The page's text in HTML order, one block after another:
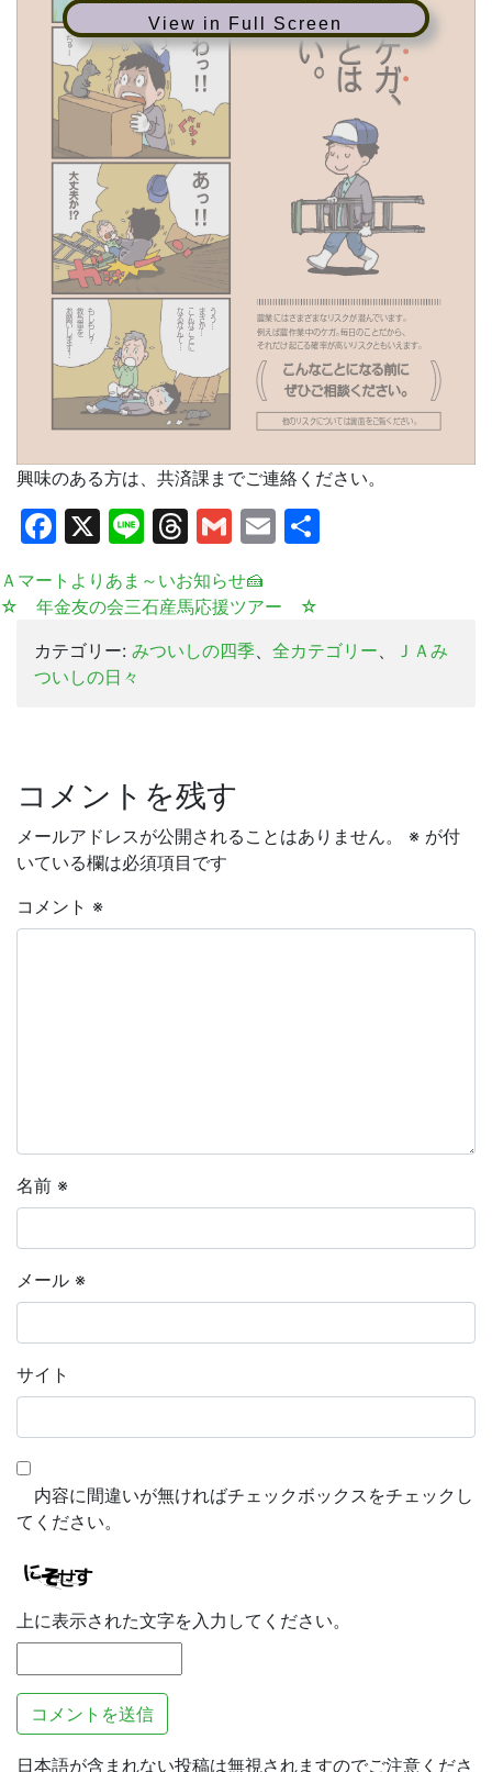
View in Full Screen
興味のある方は、共済課までご連絡ください。
Facebook
X LineThreads
Gmail
Email
Ａマートよりあま～いお知らせ🍰
☆ 年金友の会三石産馬応援ツアー ☆
カテゴリー: みついしの四季、 全カテゴリー、
ＪＡみ
ついしの日々
コメントを残す
メールアドレスが公開されることはありません。 ※ が付
いている欄は必須項目です
コメント ※
名前 ※
メール ※
サイト
内容に間違いが無ければチェックボックスをチェックし
てください。
上に表示された文字を入力してください。
日本語が含まれない投稿は無視されますのでご注意くださ